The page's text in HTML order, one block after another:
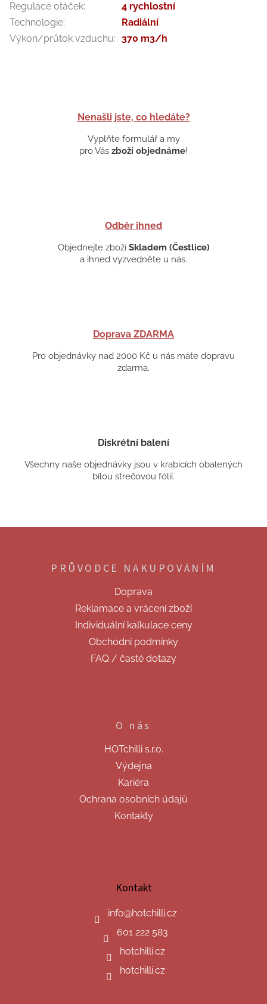
Nenašli jste, co hledáte?
Vyplňte formulář a my
pro Vás zboží objednáme!
Odběr ihned
Objednejte zboží Skladem (Čestlice)
a ihned vyzvedněte u nás.
Doprava ZDARMA
Pro objednávky nad 2000 Kč u nás máte dopravu
zdarma.
Diskrétní balení
Všechny naše objednávky jsou v krabicích obalených
bílou strečovou fólií.
Regulace otáček:
4 rychlostní
Technologie:
Radiální
Výkon/průtok vzduchu: 370 m3/h
PRŮVODCE NAKUPOVÁNÍM
Doprava
Reklamace a vrácení zboží
Individuální kalkulace ceny
Obchodní podmínky
FAQ / časté dotazy
O nás
HOTchilli s.r.o.
Výdejna
Kariéra
Ochrana osobních údajů
Kontakty
Kontakt
info@hotchilli.cz
601 222 583
hotchilli.cz
hotchilli.cz